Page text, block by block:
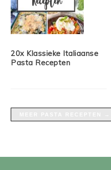
20x Klassieke Italiaanse
Pasta Recepten